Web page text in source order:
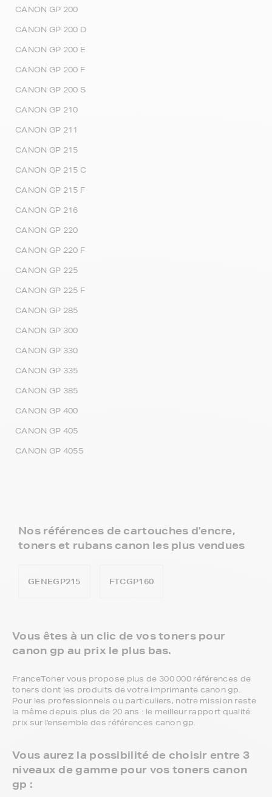
CANON GP 200
CANON GP 200 D
CANON GP 200 E
CANON GP 200 F
CANON GP 200 S
CANON GP 210
CANON GP 211
CANON GP 215
CANON GP 215 C
CANON GP 215 F
CANON GP 216
CANON GP 220
CANON GP 220 F
CANON GP 225
CANON GP 225 F
CANON GP 285
CANON GP 300
CANON GP 330
CANON GP 335
CANON GP 385
CANON GP 400
CANON GP 405
CANON GP 4055
Nos références de cartouches d'encre,
toners et rubans canon les plus vendues
GENEGP215 FTCGP160
Vous êtes à un clic de vos toners pour
canon gp au prix le plus bas.
FranceToner vous propose plus de 300 000 références de
toners dont les produits de votre imprimante canon gp.
Pour les professionnels ou particuliers, notre mission reste
la même depuis plus de 20 ans : le meilleur rapport qualité
prix sur l'ensemble des références canon gp.
Vous aurez la possibilité de choisir entre 3
niveaux de gamme pour vos toners canon
gp :